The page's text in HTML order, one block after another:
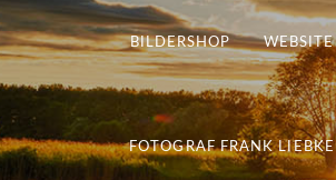
BILDERSHOP WEBSITE
FOTOGRAF FRANK LIEBKE